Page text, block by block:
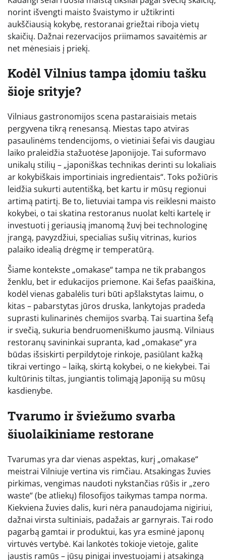
norint išvengti maisto švaistymo ir užtikrinti
aukščiausią kokybę, restoranai griežtai riboja vietų
skaičių. Dažnai rezervacijos priimamos savaitėmis ar
net mėnesiais į priekį.
Kodėl Vilnius tampa įdomiu tašku
šioje srityje?
Vilniaus gastronomijos scena pastaraisiais metais
pergyvena tikrą renesansą. Miestas tapo atviras
pasaulinėms tendencijoms, o vietiniai šefai vis daugiau
laiko praleidžia stažuotėse Japonijoje. Tai suformavo
unikalų stilių – „japoniškas technikas derinti su lokaliais
ar kokybiškais importiniais ingredientais“. Toks požiūris
leidžia sukurti autentišką, bet kartu ir mūsų regionui
artimą patirtį. Be to, lietuviai tampa vis reiklesni maisto
kokybei, o tai skatina restoranus nuolat kelti kartelę ir
investuoti į geriausią įmanomą žuvį bei technologinę
įrangą, pavyzdžiui, specialias sušių vitrinas, kurios
palaiko idealią drėgmę ir temperatūrą.
Šiame kontekste „omakase“ tampa ne tik prabangos
ženklu, bet ir edukacijos priemone. Kai šefas paaiškina,
kodėl vienas gabalėlis turi būti apšlakstytas laimu, o
kitas – pabarstytas jūros druska, lankytojas pradeda
suprasti kulinarinės chemijos svarbą. Tai suartina šefą
ir svečią, sukuria bendruomeniškumo jausmą. Vilniaus
restoranų savininkai supranta, kad „omakase“ yra
būdas išsiskirti perpildytoje rinkoje, pasiūlant kažką
tikrai vertingo – laiką, skirtą kokybei, o ne kiekybei. Tai
kultūrinis tiltas, jungiantis tolimąją Japoniją su mūsų
kasdienybe.
Tvarumo ir šviežumo svarba
šiuolaikiniame restorane
Tvarumas yra dar vienas aspektas, kurį „omakase“
meistrai Vilniuje vertina vis rimčiau. Atsakingas žuvies
pirkimas, vengimas naudoti nykstančias rūšis ir „zero
waste“ (be atliekų) filosofijos taikymas tampa norma.
Kiekviena žuvies dalis, kuri nėra panaudojama nigiriui,
dažnai virsta sultiniais, padažais ar garnyrais. Tai rodo
pagarbą gamtai ir produktui, kas yra esminė japonų
virtuvės vertybė. Kai lankotės tokioje vietoje, galite
jaustis ramūs – jūsų pinigai investuojami į atsakingą